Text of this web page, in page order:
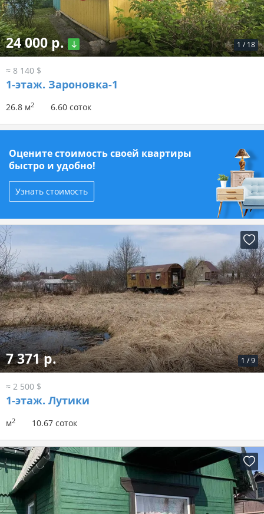
1 / 18
24 000 р.
≈ 8 140 $
1-этаж. Зароновка-1
26.8 м2 6.60 соток
Оцените стоимость своей квартиры
быстро и удобно!
Узнать стоимость
1 /9
7 371 р.
≈ 2 500 $
1-этаж. Лутики
м2 10.67 соток